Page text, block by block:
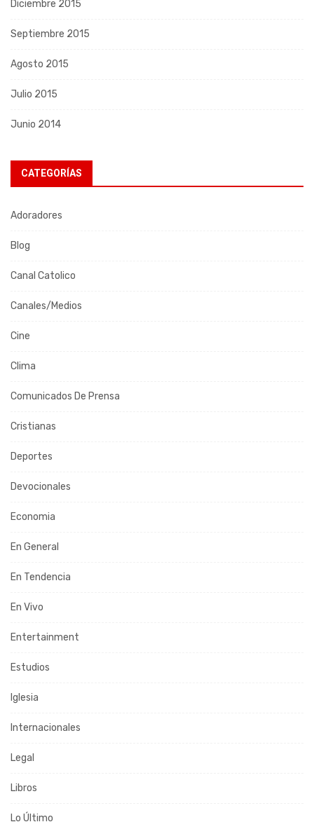
Diciembre 2015
Septiembre 2015
Agosto 2015
Julio 2015
Junio 2014
CATEGORÍAS
Adoradores
Blog
Canal Catolico
Canales/Medios
Cine
Clima
Comunicados De Prensa
Cristianas
Deportes
Devocionales
Economia
En General
En Tendencia
En Vivo
Entertainment
Estudios
Iglesia
Internacionales
Legal
Libros
Lo Último